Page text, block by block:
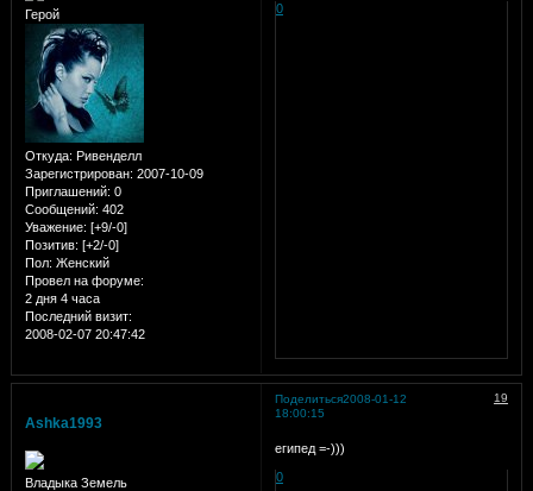
Герой
Откуда: Ривенделл
Зарегистрирован: 2007-10-09
Приглашений: 0
Сообщений: 402
Уважение: [+9/-0]
Позитив: [+2/-0]
Пол: Женский
Провел на форуме:
2 дня 4 часа
Последний визит:
2008-02-07 20:47:42
0
Поделиться 19
2008-01-12
18:00:15
Ashka1993
Владыка Земель
египед =-)))
0